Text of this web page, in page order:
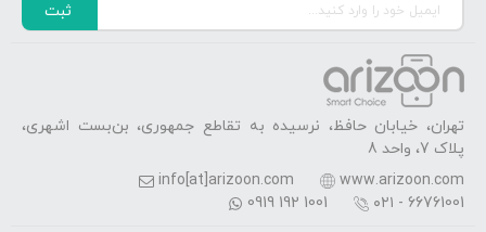
ثبت
تهران، خیابان حافظ، نرسیده به تقاطع جمهوری، بن‌بست اشهری،
پلاک 7، واحد 8
www.arizoon.com
info[at]arizoon.com
۰۲۱ - 66761001
0919 192 1001